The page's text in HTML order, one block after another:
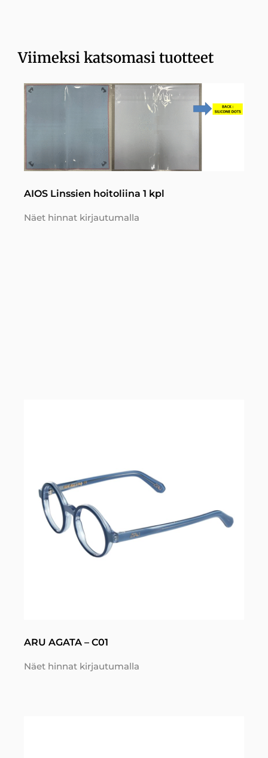
Viimeksi katsomasi tuotteet
AIOS Linssien hoitoliina 1 kpl
Näet hinnat kirjautumalla
ARU AGATA – C01
Näet hinnat kirjautumalla